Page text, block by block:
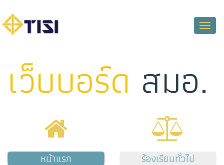
Toggle
เว็บบอร์ด สมอ.
หน้าแรก ร้องเรียนทั่วไป